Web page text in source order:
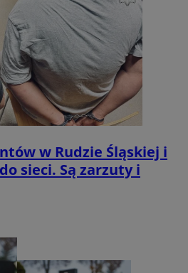
w Rudzie Śląskiej i
sieci. Są zarzuty i